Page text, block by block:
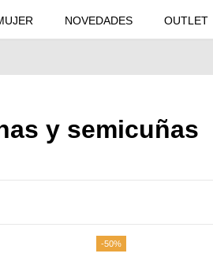
NOVEDADES OUTLET
y semicuñas
-50%